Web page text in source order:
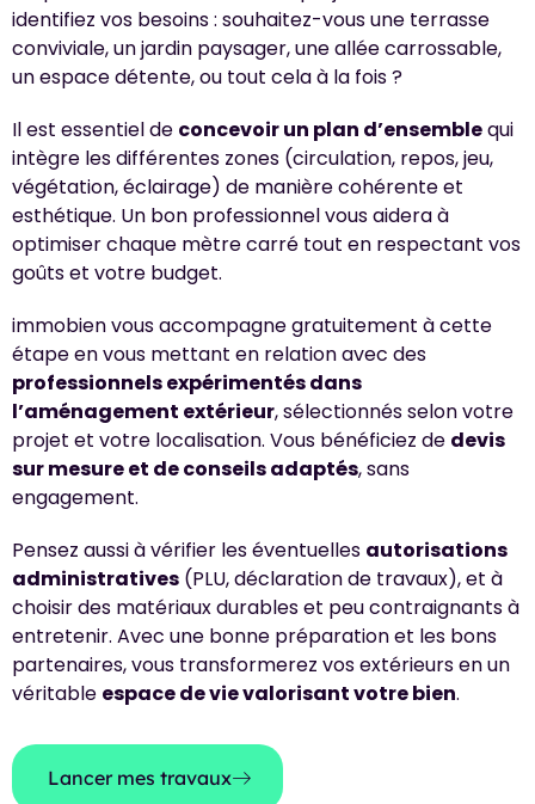
identifiez vos besoins : souhaitez-vous une terrasse
conviviale, un jardin paysager, une allée carrossable,
un espace détente, ou tout cela à la fois ?
Il est essentiel de concevoir un plan d’ensemblequi
intègre les différentes zones (circulation, repos, jeu,
végétation, éclairage) de manière cohérente et
esthétique. Un bon professionnel vous aidera à
optimiser chaque mètre carré tout en respectant vos
goûts et votre budget.
immobien vous accompagne gratuitement à cette
étape en vous mettant en relation avec des
professionnels expérimentés dans
l’aménagement extérieur, sélectionnés selon votre
projet et votre localisation. Vous bénéficiez de devis
sur mesure et de conseils adaptés, sans
engagement.
Pensez aussi à vérifier les éventuelles autorisations
administratives (PLU, déclaration de travaux), et à
choisir des matériaux durables et peu contraignants à
entretenir. Avec une bonne préparation et les bons
partenaires, vous transformerez vos extérieurs en un
véritable espace de vie valorisant votre bien.
Lancer mes travaux